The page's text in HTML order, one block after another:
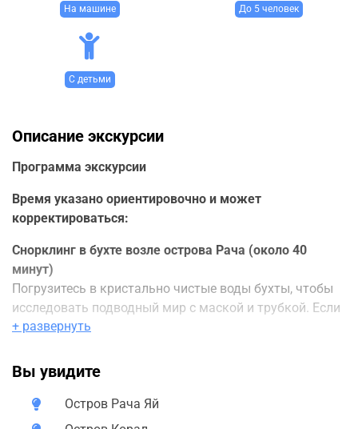
На машине До 5 человек
С детьми
Описание экскурсии
Программа экскурсии
Время указано ориентировочно и может
корректироваться:
Снорклинг в бухте возле острова Рача (около 40
минут)
Погрузитесь в кристально чистые воды бухты, чтобы
исследовать подводный мир с маской и трубкой. Если
вы предпочитаете больше времени провести на пляже,
Пляжный отдых на острове Рача (примерно 1,5 часа,
без снорклинга — 2,5 часа)
+ развернуть
Вы увидите
Остров Рача Яй